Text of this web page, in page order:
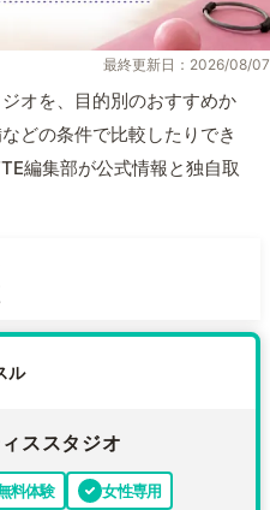
最終更新日：2026/08/07
オを、目的別のおすすめか
どの条件で比較したりでき
編集部が公式情報と独自取
ル
ススタジオ
料体験 女性専用